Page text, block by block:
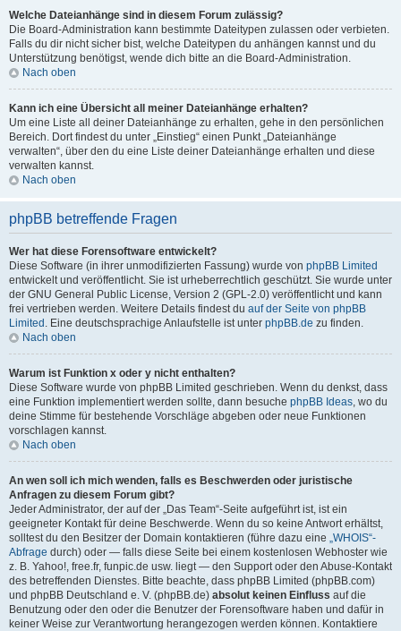
Welche Dateianhänge sind in diesem Forum zulässig?
Die Board-Administration kann bestimmte Dateitypen zulassen oder verbieten.
Falls du dir nicht sicher bist, welche Dateitypen du anhängen kannst und du
Unterstützung benötigst, wende dich bitte an die Board-Administration.
Nach oben
Kann ich eine Übersicht all meiner Dateianhänge erhalten?
Um eine Liste all deiner Dateianhänge zu erhalten, gehe in den persönlichen
Bereich. Dort findest du unter „Einstieg“ einen Punkt „Dateianhänge
verwalten“, über den du eine Liste deiner Dateianhänge erhalten und diese
verwalten kannst.
Nach oben
phpBB betreffende Fragen
Wer hat diese Forensoftware entwickelt?
Diese Software (in ihrer unmodifizierten Fassung) wurde von phpBB Limited
entwickelt und veröffentlicht. Sie ist urheberrechtlich geschützt. Sie wurde unter
der GNU General Public License, Version 2 (GPL-2.0) veröffentlicht und kann
frei vertrieben werden. Weitere Details findest du auf der Seite von phpBB
Limited . Eine deutschsprachige Anlaufstelle ist unter phpBB.de zu finden.
Nach oben
Warum ist Funktion x oder y nicht enthalten?
Diese Software wurde von phpBB Limited geschrieben. Wenn du denkst, dass
eine Funktion implementiert werden sollte, dann besuche phpBB Ideas, wo du
deine Stimme für bestehende Vorschläge abgeben oder neue Funktionen
vorschlagen kannst.
Nach oben
An wen soll ich mich wenden, falls es Beschwerden oder juristische
Anfragen zu diesem Forum gibt?
Jeder Administrator, der auf der „Das Team“-Seite aufgeführt ist, ist ein
geeigneter Kontakt für deine Beschwerde. Wenn du so keine Antwort erhältst,
solltest du den Besitzer der Domain kontaktieren (führe dazu eine „WHOIS“-
Abfrage durch) oder — falls diese Seite bei einem kostenlosen Webhoster wie
z. B. Yahoo!, free.fr, funpic.de usw. liegt — den Support oder den Abuse-Kontakt
des betreffenden Dienstes. Bitte beachte, dass phpBB Limited (phpBB.com)
und phpBB Deutschland e. V. (phpBB.de) absolut keinen Einfluss auf die
Benutzung oder den oder die Benutzer der Forensoftware haben und dafür in
keiner Weise zur Verantwortung herangezogen werden können. Kontaktiere